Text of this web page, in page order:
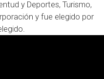
y Deportes, Turismo,
y fue elegido por